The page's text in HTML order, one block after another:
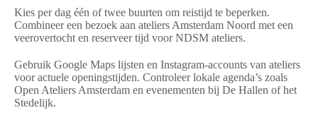
Kies per dag één of twee buurten om reistijd te beperken.
Combineer een bezoek aan ateliers Amsterdam Noord met een
veerovertocht en reserveer tijd voor NDSM ateliers.
Gebruik Google Maps lijsten en Instagram-accounts van ateliers
voor actuele openingstijden. Controleer lokale agenda’s zoals
Open Ateliers Amsterdam en evenementen bij De Hallen of het
Stedelijk.